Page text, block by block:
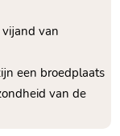
van
een broedplaats
van de